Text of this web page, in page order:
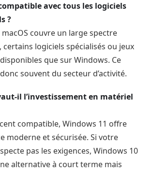
avec tous les logiciels
?
couvre un large spectre
logiciels spécialisés ou jeux
que sur Windows. Ce
souvent du secteur d’activité.
il l’investissement en matériel
compatible, Windows 11 offre
moderne et sécurisée. Si votre
pas les exigences, Windows 10
alternative à court terme mais